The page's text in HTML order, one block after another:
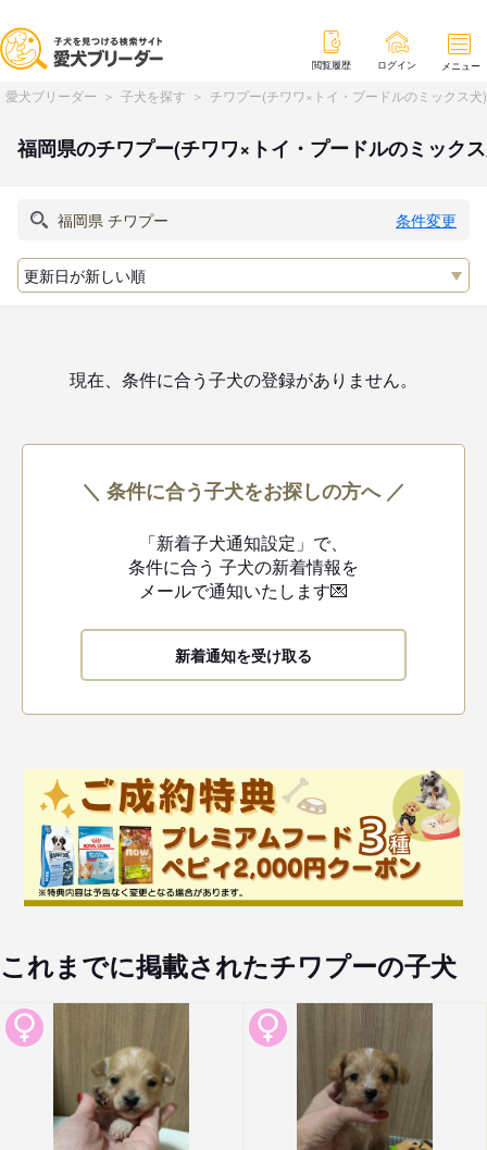
閲覧履歴 ログイン メニュー
愛犬ブリーダー 子犬を探す チワプー(チワワ×トイ・プードルのミックス
福岡県のチワプー(チワワ×トイ・プードルのミック
条件変更
現在、条件に合う子犬の登録がありません。
＼ 条件に合う子犬をお探しの方へ ／
「新着子犬通知設定」で、
条件に合う 子犬の新着情報を
メールで通知いたします💌
新着通知を受け取る
これまでに掲載されたチワプーの子犬